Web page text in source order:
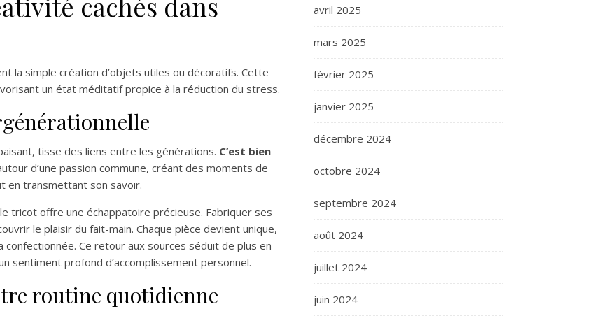
la simple création d’objets utiles ou décoratifs. Cette
un état méditatif propice à la réduction du stress.
tisse des liens entre les générations. C’est bien
d’une passion commune, créant des moments de
en transmettant son savoir.
tricot offre une échappatoire précieuse. Fabriquer ses
le plaisir du fait-main. Chaque pièce devient unique,
Ce retour aux sources séduit de plus en
sentiment profond d’accomplissement personnel.
routine quotidienne
avril 2025
mars 2025
février 2025
janvier 2025
décembre 2024
octobre 2024
septembre 2024
août 2024
juillet 2024
juin 2024